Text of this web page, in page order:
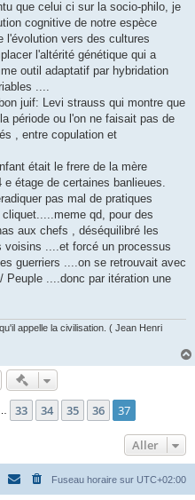
que celui ci sur la socio-philo, je
cognitive de notre espèce
l'évolution vers des cultures
l'altérité génétique qui a
outil adaptatif par hybridation
....
juif: Levi strauss qui montre que
période ou l'on ne faisait pas de
, entre copulation et
était le frere de la mère
étage de certaines banlieues.
pas mal de pratiques
qd, pour des
aux chefs , déséquilibré les
....et forcé un processus
guerriers ....on se retrouvait avec
Peuple ....donc par itération une
appelle la civilisation. ( Jean Henri
Actions rapides de
37
33 34 35 36 37
Aller
Fuseau horaire sur UTC+02:00